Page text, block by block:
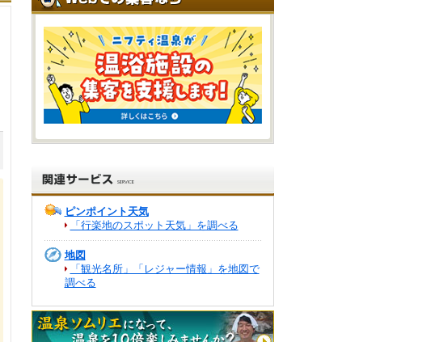
ピンポイント天気
「行楽地のスポット天気」を調べる
地図
「観光名所」「レジャー情報」を地図で
調べる